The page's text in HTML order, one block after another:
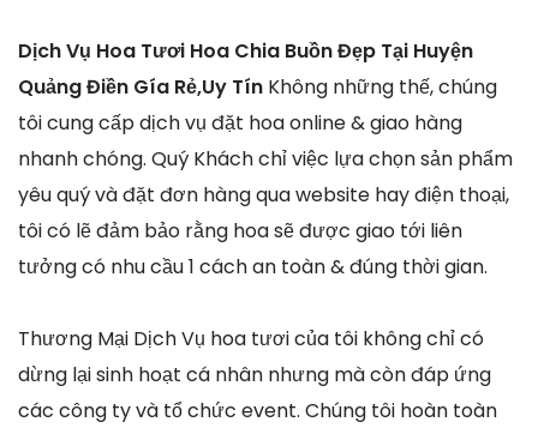
Dịch Vụ Hoa Tươi Hoa Chia Buồn Đẹp Tại Huyện
Quảng Điền Gía Rẻ,Uy Tín Không những thế, chúng
tôi cung cấp dịch vụ đặt hoa online & giao hàng
nhanh chóng. Quý Khách chỉ việc lựa chọn sản phẩm
yêu quý và đặt đơn hàng qua website hay điện thoại,
tôi có lẽ đảm bảo rằng hoa sẽ được giao tới liên
tưởng có nhu cầu 1 cách an toàn & đúng thời gian.
Thương Mại Dịch Vụ hoa tươi của tôi không chỉ có
dừng lại sinh hoạt cá nhân nhưng mà còn đáp ứng
các công ty và tổ chức event. Chúng tôi hoàn toàn